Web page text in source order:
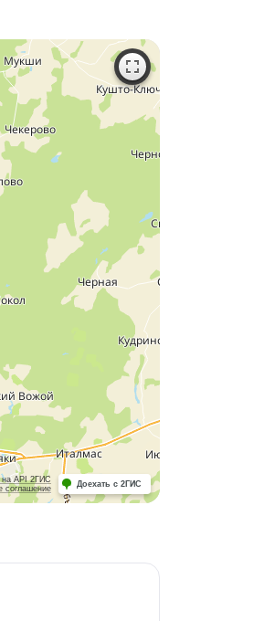
на API 2ГИС
соглашение
Доехать с 2ГИС